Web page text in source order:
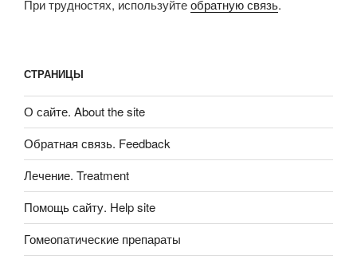
При трудностях, используйтеобратную связь.
СТРАНИЦЫ
О сайте. About the site
Обратная связь. Feedback
Лечение. Treatment
Помощь сайту. Help site
Гомеопатические препараты